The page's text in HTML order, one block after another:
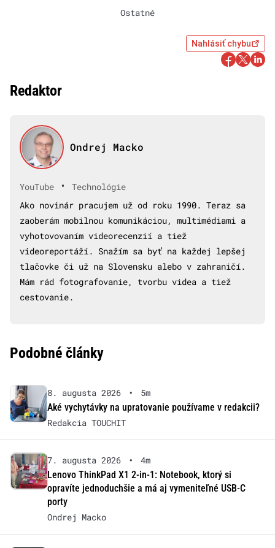
Ostatné
Nahlásiť chybu
Redaktor
Ondrej Macko
YouTube •
Technológie
Ako novinár pracujem už od roku 1990. Teraz sa
zaoberám mobilnou komunikáciou, multimédiami a
vyhotovovaním videorecenzií a tiež
videoreportáží. Snažím sa byť na každej lepšej
tlačovke či už na Slovensku alebo v zahraničí.
Mám rád fotografovanie, tvorbu videa a tiež
cestovanie.
Podobné články
8. augusta 2026 •
5m
Aké vychytávky na upratovanie používame v redakcii?
Redakcia TOUCHIT
7. augusta 2026 •
4m
Lenovo ThinkPad X1 2-in-1: Notebook, ktorý si
opravíte jednoduchšie a má aj vymeniteľné USB-C
porty
Ondrej Macko